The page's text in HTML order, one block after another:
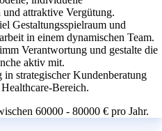
attraktive Vergütung.
Gestaltungsspielraum und
in einem dynamischen Team.
Verantwortung und gestalte die
aktiv mit.
in strategischer Kundenberatung
Bereich.
60000 - 80000 € pro Jahr.